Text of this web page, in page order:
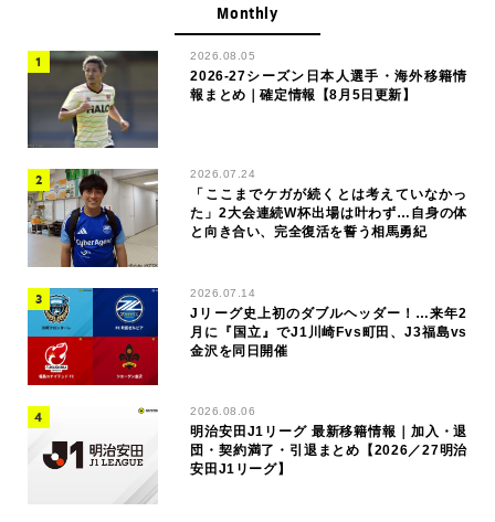
Monthly
2026.08.05
2026-27シーズン日本人選手・海外移籍情
報まとめ｜確定情報【8月5日更新】
2026.07.24
「ここまでケガが続くとは考えていなかっ
た」2大会連続W杯出場は叶わず…自身の体
と向き合い、完全復活を誓う相馬勇紀
2026.07.14
Jリーグ史上初のダブルヘッダー！…来年2
月に『国立』でJ1川崎Fvs町田、J3福島vs
金沢を同日開催
2026.08.06
明治安田J1リーグ 最新移籍情報｜加入・退
団・契約満了・引退まとめ【2026／27明治
安田J1リーグ】